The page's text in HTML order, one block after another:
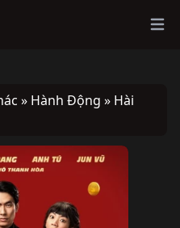
» Hành Động » Hài